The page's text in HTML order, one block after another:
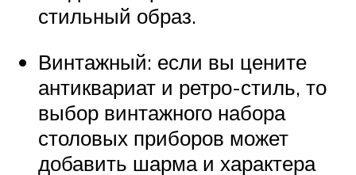
стильный образ.
Винтажный: если вы цените
антиквариат и ретро-стиль, то
выбор винтажного набора
столовых приборов может
добавить шарма и характера